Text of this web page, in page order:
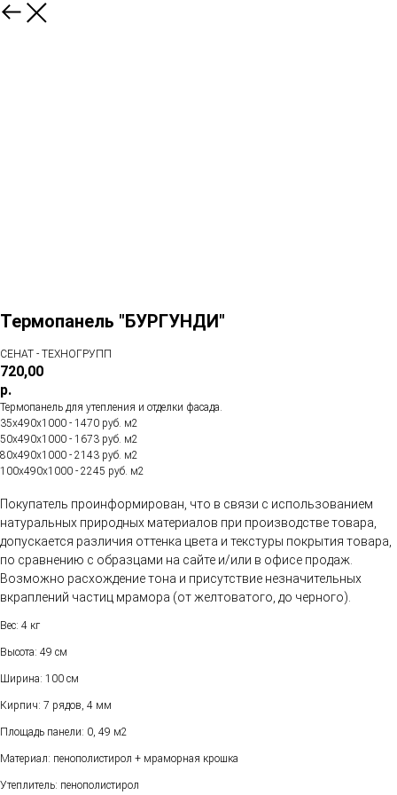
Термопанель "БУРГУНДИ"
СЕНАТ - ТЕХНОГРУПП
720,00
р.
Термопанель для утепления и отделки фасада.
35х490х1000 - 1470 руб. м2
50х490х1000 - 1673 руб. м2
80х490х1000 - 2143 руб. м2
100х490х1000 - 2245 руб. м2
Покупатель проинформирован, что в связи с использованием
натуральных природных материалов при производстве товара,
допускается различия оттенка цвета и текстуры покрытия товара,
по сравнению с образцами на сайте и/или в офисе продаж.
Возможно расхождение тона и присутствие незначительных
вкраплений частиц мрамора (от желтоватого, до черного).
Вес: 4 кг
Высота: 49 см
Ширина: 100 см
Кирпич: 7 рядов, 4 мм
Площадь панели: 0, 49 м2
Материал: пенополистирол + мраморная крошка
Утеплитель: пенополистирол